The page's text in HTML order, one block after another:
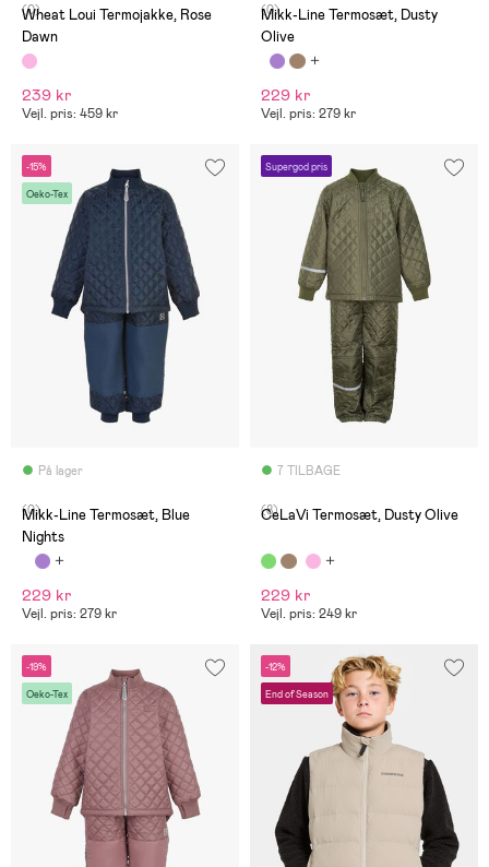
(0)
Wheat Loui Termojakke, Rose
Dawn
239 kr
Vejl. pris: 459 kr
(0)
Mikk-Line Termosæt, Dusty
Olive
229 kr
Vejl. pris: 279 kr
-15%
Oeko-Tex
På lager
(0)
Mikk-Line Termosæt, Blue
Nights
229 kr
Vejl. pris: 279 kr
Supergod pris
7 TILBAGE
(8)
CeLaVi Termosæt, Dusty Olive
229 kr
Vejl. pris: 249 kr
-19%
Oeko-Tex
-12%
End of Season